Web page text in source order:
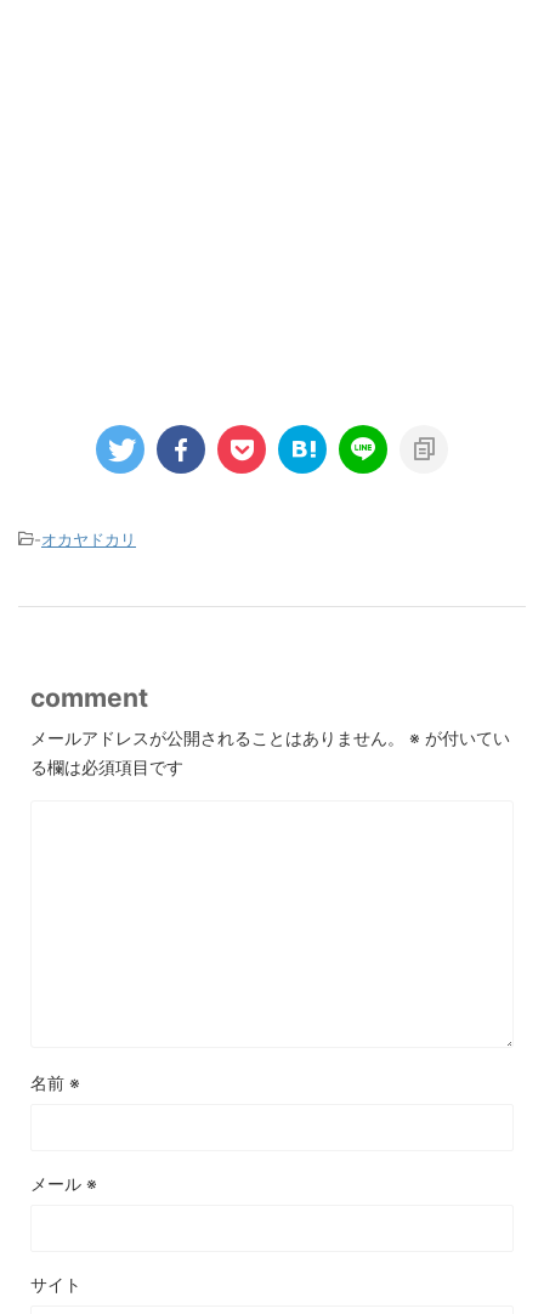
-オカヤドカリ
comment
メールアドレスが公開されることはありません。 ※ が付いてい
る欄は必須項目です
名前 ※
メール ※
サイト